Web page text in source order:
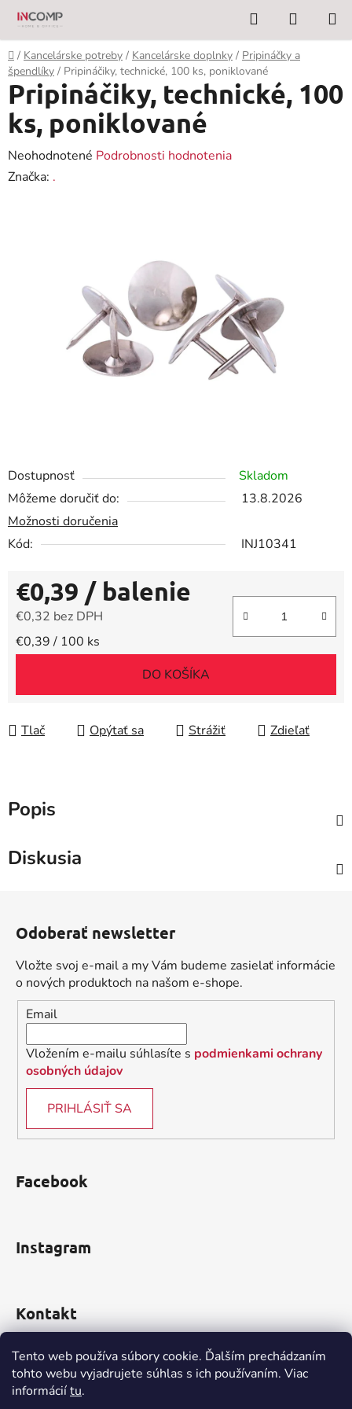
Tento web používa súbory cookie. Ďalším prechádzaním
tohto webu vyjadrujete súhlas s ich používaním. Viac
informáciítu.
Prejsť
obsah
Hľadať
KOŠÍK
Domov
/ Kancelárske potreby / Kancelárske doplnky / Pripináčky a
špendlíky / Pripináčiky, technické, 100 ks, poniklované
Dostupnosť
Skladom
Môžeme doručiť do:
13.8.2026
Možnosti doručenia
Kód:
INJ10341
€0,39 / balenie
€0,32 bez DPH
Jednotková cena:
€0,39 / 100 ks
DO KOŠÍKA
Tlač Opýtať sa Strážiť Zdieľať
Pripináčiky, technické, 100
ks, poniklované
Priemerné
hodnotenie
Neohodnotené Podrobnosti hodnotenia
Značka: .
Popis
Diskusia
Odoberať newsletter
Vložte svoj e-mail a my Vám budeme zasielať informácie
o nových produktoch na našom e-shope.
Email
Vložením e-mailu súhlasíte s podmienkami ochrany
osobných údajov
PRIHLÁSIŤ SA
Facebook
Instagram
Kontakt
obchod@incomp.sk
0910 999 552